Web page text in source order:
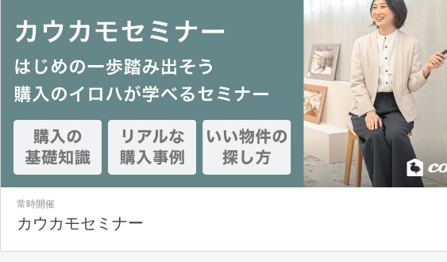
常時開催
カウカモセミナー